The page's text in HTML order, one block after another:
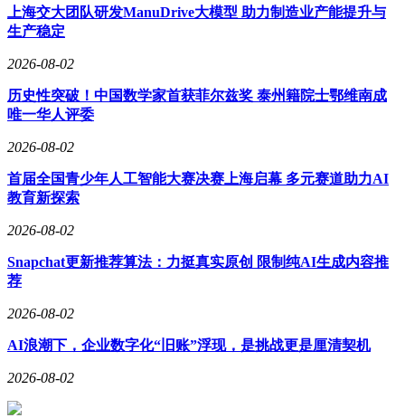
新，例如新的高功率密度隔离电源模块，尺寸可降低70%，功
率密度提升3倍，有助于打造更轻量化、更高效的整车系统。
标准，适配不同地区法规要求。
面对国内汽车市场竞争激烈、中国车企出海节奏加快的现状，
TI通过一系列技术创新和产品升级，帮助本土车企跳出同质化
驾驶，从电源架构到系统集成，TI正以全面的技术解决方案，
推动汽车行业向更安全、更高效、更智能的方向发展。
上海交大团队研发ManuDrive大模型 助力制造业产能提升与
生产稳定
2026-08-02
历史性突破！中国数学家首获菲尔兹奖 泰州籍院士鄂维南成
唯一华人评委
2026-08-02
首届全国青少年人工智能大赛决赛上海启幕 多元赛道助力AI
教育新探索
2026-08-02
Snapchat更新推荐算法：力挺真实原创 限制纯AI生成内容推
荐
2026-08-02
AI浪潮下，企业数字化“旧账”浮现，是挑战更是厘清契机
2026-08-02